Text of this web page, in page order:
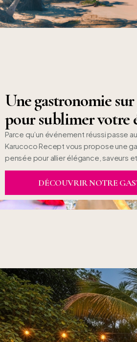
Une gastronomie
pour sublimer votre
Parce qu’un événement réussi passe
Karucoco Recept vous propose une
pensée pour allier élégance, saveurs
DÉCOUVRIR NOTRE